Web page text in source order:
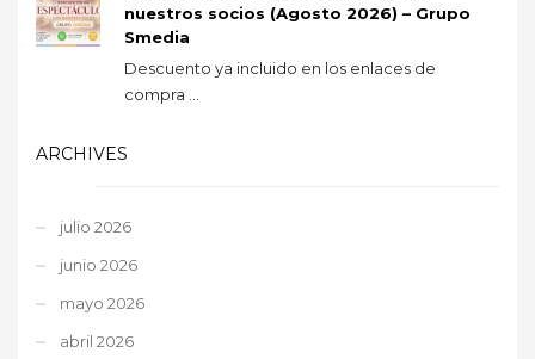
nuestros socios (Agosto 2026) – Grupo
Smedia
Descuento ya incluido en los enlaces de
compra ...
ARCHIVES
julio 2026
junio 2026
mayo 2026
abril 2026